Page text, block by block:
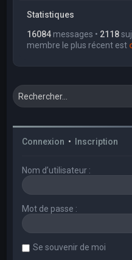
Statistiques
16084 messages • 2118
membre le plus récent est
Connexion • Inscription
Nom d’utilisateur :
Mot de passe :
Se souvenir de moi